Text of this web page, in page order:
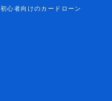
初心者向けのカードローン